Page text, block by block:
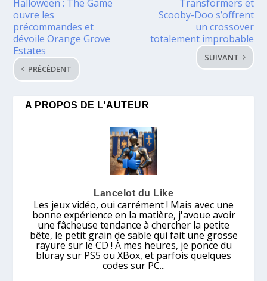
Halloween : The Game
ouvre les
précommandes et
dévoile Orange Grove
Estates
PRÉCÉDENT
Transformers et
Scooby-Doo s’offrent
un crossover
totalement improbable
SUIVANT
A PROPOS DE L'AUTEUR
Lancelot du Like
Les jeux vidéo, oui carrément ! Mais avec une
bonne expérience en la matière, j'avoue avoir
une fâcheuse tendance à chercher la petite
bête, le petit grain de sable qui fait une grosse
rayure sur le CD ! À mes heures, je ponce du
bluray sur PS5 ou XBox, et parfois quelques
codes sur PC...